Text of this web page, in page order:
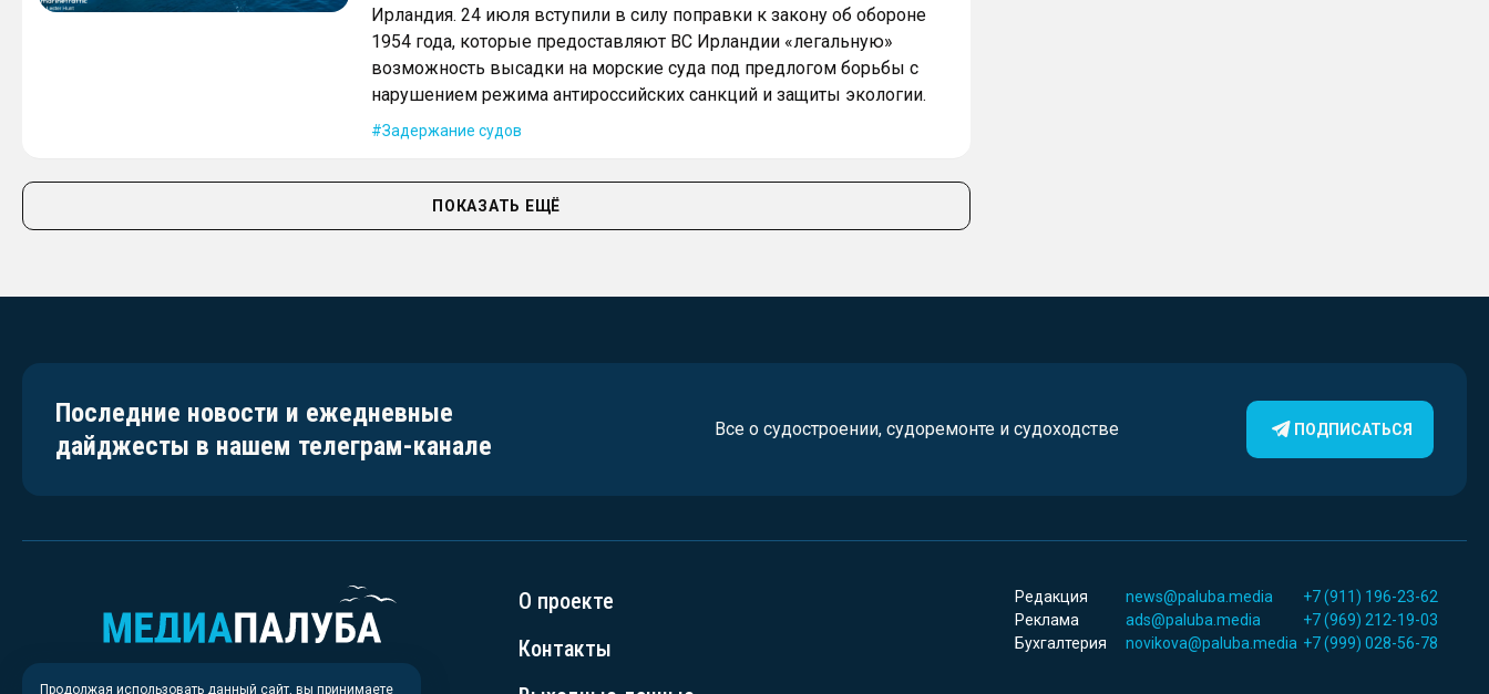
Ирландия. 24 июля вступили в силу поправки к закону об обороне
1954 года, которые предоставляют ВС Ирландии «легальную»
возможность высадки на морские суда под предлогом борьбы с
нарушением режима антироссийских санкций и защиты экологии.
Задержание судов
ПОКАЗАТЬ ЕЩЁ
Последние новости и ежедневные
дайджесты в нашем телеграм-канале
Все о судостроении, судоремонте и судоходстве ПОДПИСАТЬСЯ
О проекте
Контакты
Редакция news@paluba.media
+7 (911) 196-23-62
Реклама
ads@paluba.media
+7 (969) 212-19-03
Бухгалтерия
novikova@paluba.media +7 (999) 028-56-78
Продолжая использовать данный сайт, вы принимаете